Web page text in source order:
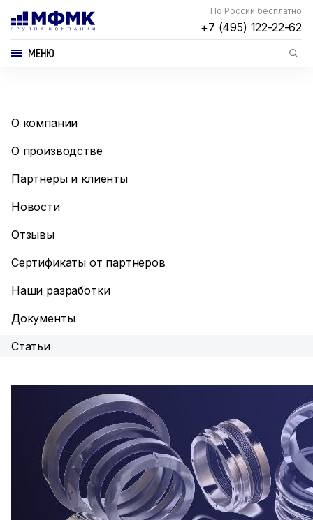
По России бесплатно
+7 (495) 122-22-62
МЕНЮ
О компании
О производстве
Партнеры и клиенты
Новости
Отзывы
Сертификаты от партнеров
Наши разработки
Документы
Статьи